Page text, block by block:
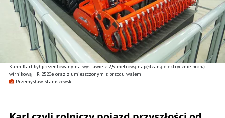
Kuhn Karl był prezentowany na wystawie z 2,5-metrową napędzaną elektrycznie broną
wirnikową HR 2520e oraz z umieszczonym z przodu wałem
Przemysław Staniszewski